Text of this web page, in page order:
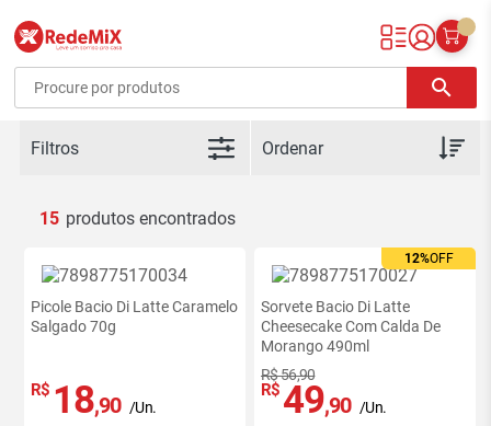
Redemix – Supermercado Online
search
Filtros
15
Picole Bacio Di Latte Caramelo
Salgado 70g
R$ 18,90 /Un.
12%OFF
Sorvete Bacio Di Latte
Cheesecake Com Calda De
Morango 490ml
R$ 56,90
R$ 49,90 /Un.